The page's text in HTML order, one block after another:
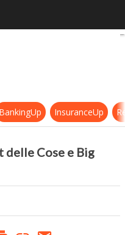
di Internet delle
BankingUp InsuranceUp
delle Cose e Big